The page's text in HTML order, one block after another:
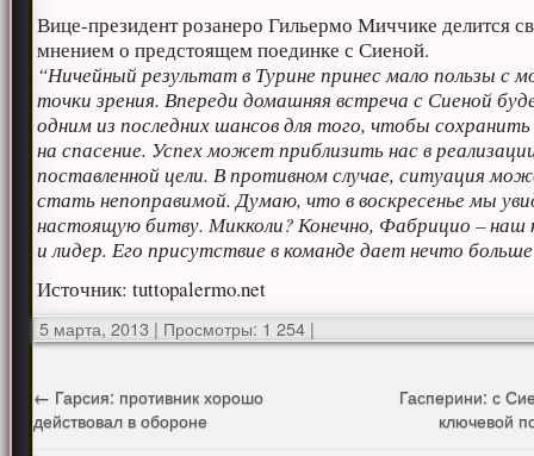
Вице-президент розанеро Гильермо Миччике делится
мнением о предстоящем поединке с Сиеной.
“Ничейный результат в Турине принес мало пользы с
точки зрения. Впереди домашняя встреча с Сиеной
одним из последних шансов для того, чтобы
на спасение. Успех может приблизить нас в
поставленной цели. В противном случае, ситуация
стать непоправимой. Думаю, что в воскресенье мы
настоящую битву. Микколи? Конечно, Фабрицио – наш
и лидер. Его присутствие в команде дает нечто
Источник: tuttopalermo.net
5 марта, 2013 | Просмотры: 1 254 |
← Гарсия: противник хорошо
действовал в обороне
Гасперини: с
ключевой